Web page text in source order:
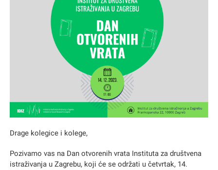
Drage kolegice i kolege,
Pozivamo vas na Dan otvorenih vrata Instituta za društvena
istraživanja u Zagrebu, koji će se održati u četvrtak, 14.